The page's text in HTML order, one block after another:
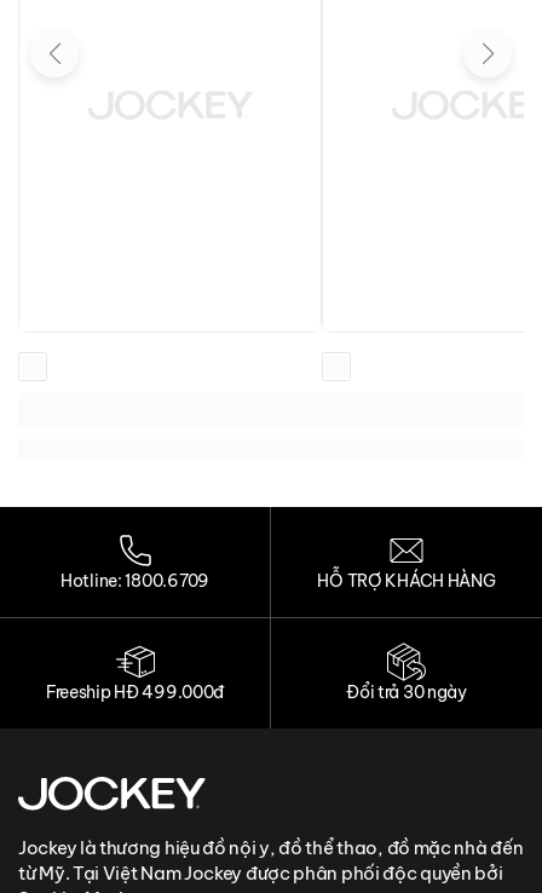
Hotline: 1800.6709 HỖ TRỢ KHÁCH HÀNG
Freeship HĐ 499.000đ Đổi trả 30 ngày
Jockey là thương hiệu đồ nội y, đồ thể thao, đồ mặc nhà đến
từ Mỹ. Tại Việt Nam Jockey được phân phối độc quyền bởi